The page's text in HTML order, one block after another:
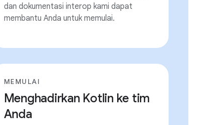
dan dokumentasi interop kami dapat
membantu Anda untuk memulai.
MEMULAI
Menghadirkan Kotlin ke tim
Anda